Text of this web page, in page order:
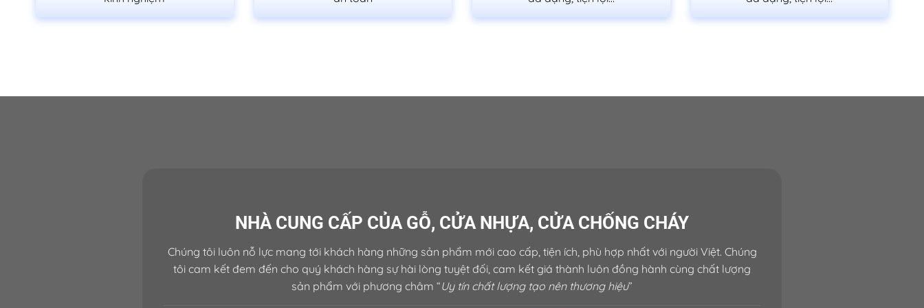
==============================================
HỖ TRỢ KHÁCH HÀNG
Hotline 1: 0933.707.707
NHÀ CUNG CẤP CỦA GỖ, CỬA NHỰA, CỬA CHỐNG CHÁY
Chúng tôi luôn nỗ lực mang tới khách hàng những sản phẩm mới cao cấp, tiện ích, phù hợp nhất với người Việt. Chúng
tôi cam kết đem đến cho quý khách hàng sự hài lòng tuyệt đối, cam kết giá thành luôn đồng hành cùng chất lượng
sản phẩm với phương châm “Uy tín chất lượng tạo nên thương hiệu”